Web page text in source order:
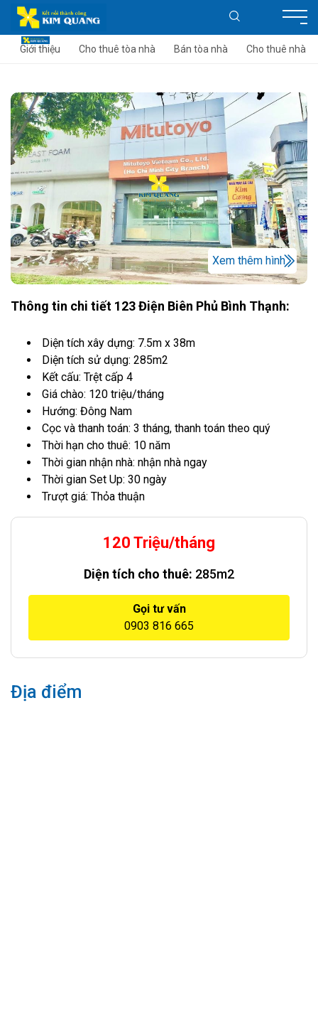
Giới thiệu Cho thuê tòa nhà Bán tòa nhà Cho thuê nhà
Xem thêm hình
Thông tin chi tiết 123 Điện Biên Phủ Bình Thạnh:
Diện tích xây dựng: 7.5m x 38m
Diện tích sử dụng: 285m2
Kết cấu: Trệt cấp 4
Giá chào: 120 triệu/tháng
Hướng: Đông Nam
Cọc và thanh toán: 3 tháng, thanh toán theo quý
Thời hạn cho thuê: 10 năm
Thời gian nhận nhà: nhận nhà ngay
Thời gian Set Up: 30 ngày
Trượt giá: Thỏa thuận
120 Triệu/tháng
Diện tích cho thuê: 285m2
Gọi tư vấn
0903 816 665
Địa điểm